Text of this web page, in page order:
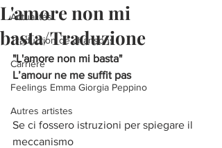
Actualités
Traduction de chansons
Carrière
Feelings Emma Giorgia Peppino
Autres artistes
L'amore non mi
basta/Traduzione
"L'amore non mi basta"
L’amour ne me suffit pas
Se ci fossero istruzioni per spiegare il
meccanismo